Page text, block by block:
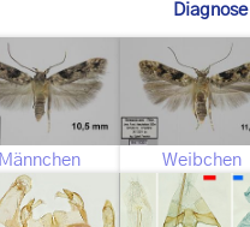
Diagnose
Männchen Weibchen